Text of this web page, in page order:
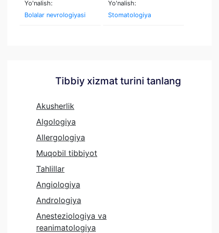
Yo'nalish:
Bolalar nevrologiyasi
Yo'nalish:
Stomatologiya
Tibbiy xizmat turini tanlang
Akusherlik
Algologiya
Allergologiya
Muqobil tibbiyot
Tahlillar
Angiologiya
Andrologiya
Anesteziologiya va
reanimatologiya